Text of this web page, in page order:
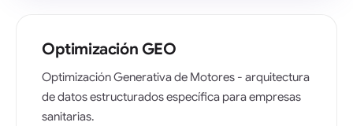
Optimización GEO
Optimización Generativa de Motores - arquitectura
de datos estructurados específica para empresas
sanitarias.